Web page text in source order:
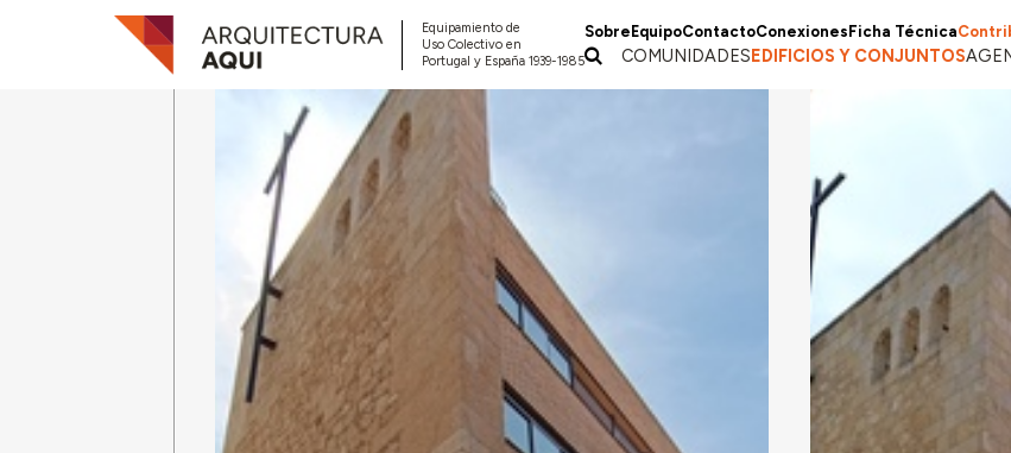
Equipamiento de
Uso Colectivo en
Portugal y España 1939-1985
Sobre EquipoContactoConexiones Ficha Técnica
COMUNIDADESEDIFICIOS Y CONJUNTOS